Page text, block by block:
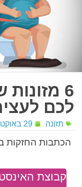
6
לכם
תזונה 29 באוקטובר 2017
הכתבות החזקות
קבוצת